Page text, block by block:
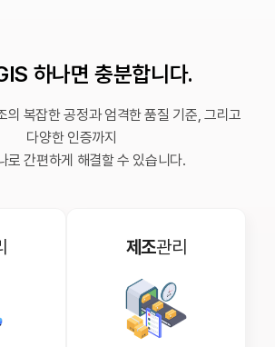
하나면 충분합니다.
의 복잡한 공정과 엄격한 품질 기준, 그리고
다양한 인증까지
로 간편하게 해결할 수 있습니다.
제조관리